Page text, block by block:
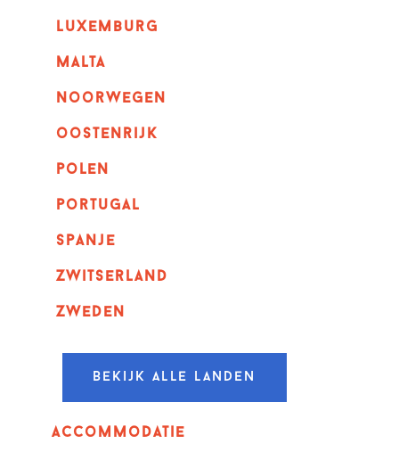
luxemburg
malta
noorwegen
oostenrijk
polen
portugal
spanje
zwitserland
zweden
Bekijk alle landen
Accommodatie